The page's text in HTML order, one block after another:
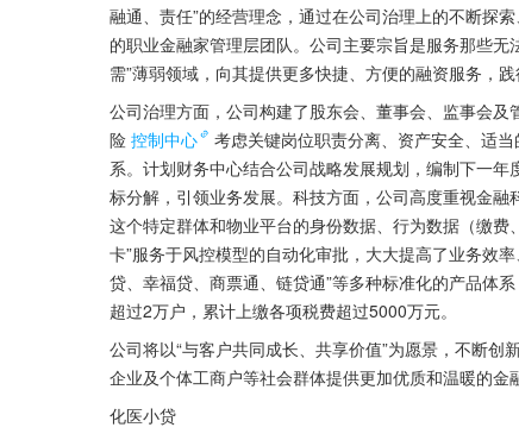
融通、责任”的经营理念，通过在公司治理上的不断探
的职业金融家管理层团队。公司主要宗旨是服务那些
需”薄弱领域，向其提供更多快捷、方便的融资服务，践
公司治理方面，公司构建了股东会、董事会、监事会
险 控制中心
考虑关键岗位职责分离、资产安全、适
系。计划财务中心结合公司战略发展规划，编制下一
标分解，引领业务发展。科技方面，公司高度重视金
这个特定群体和物业平台的身份数据、行为数据（缴
卡”服务于风控模型的自动化审批，大大提高了业务效
贷、幸福贷、商票通、链贷通”等多种标准化的产品体
超过2万户，累计上缴各项税费超过5000万元。
公司将以“与客户共同成长、共享价值”为愿景，不断
企业及个体工商户等社会群体提供更加优质和温暖的金
化医小贷